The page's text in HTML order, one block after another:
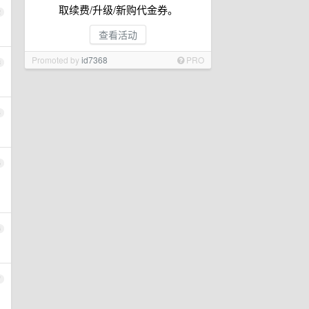
取续费/升级/新购代金券。
查看活动
Promoted byid7368 PRO